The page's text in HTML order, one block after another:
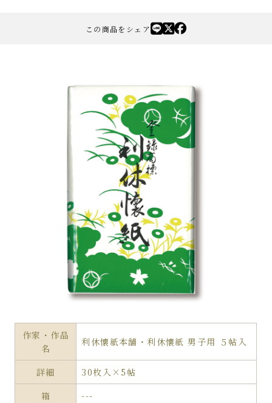
この商品をシェア
作家・作品
名
利休懐紙本舗・利休懐紙 男子用 ５帖入
詳細
30枚入×5帖
箱
---